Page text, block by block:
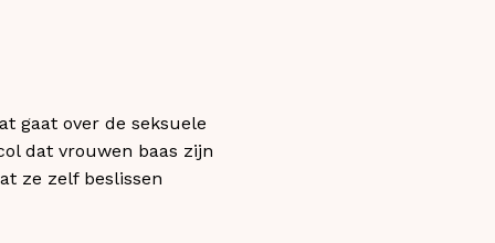
gaat over de seksuele
dat vrouwen baas zijn
ze zelf beslissen